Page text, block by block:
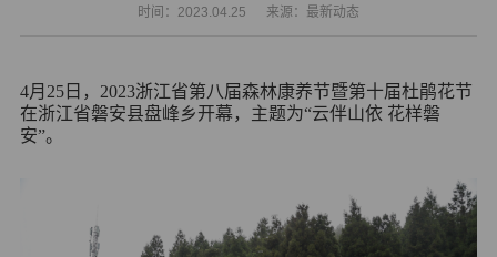
时间：2023.04.25 来源：最新动态
4月25日，2023浙江省第八届森林康养节暨第十届杜鹃花节
在浙江省磐安县盘峰乡开幕，主题为“云伴山依 花样磐
安”。